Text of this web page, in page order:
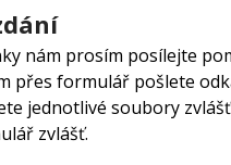
nám prosím posílejte
přes formulář pošlete
jednotlivé soubory
zvlášť.